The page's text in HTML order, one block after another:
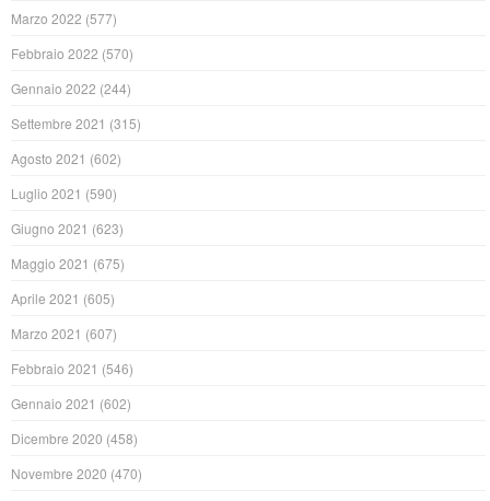
Marzo 2022 (577)
Febbraio 2022 (570)
Gennaio 2022 (244)
Settembre 2021 (315)
Agosto 2021 (602)
Luglio 2021 (590)
Giugno 2021 (623)
Maggio 2021 (675)
Aprile 2021 (605)
Marzo 2021 (607)
Febbraio 2021 (546)
Gennaio 2021 (602)
Dicembre 2020 (458)
Novembre 2020 (470)